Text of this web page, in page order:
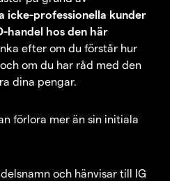
icke-professionella kunder
handel hos den här
efter om du förstår hur
om du har råd med den
dina pengar.
förlora mer än sin initiala
och hänvisar till IG